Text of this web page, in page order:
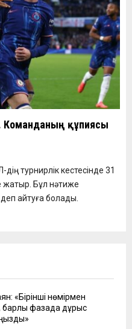
Команданың құпиясы
турнирлік кестесінде 31
жатыр. Бұл нәтиже
айтуға болады.
«Бірінші нөмірмен
барлық фазада дұрыс